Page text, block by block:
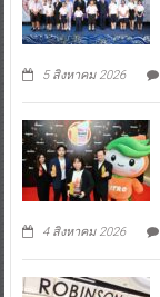
5 สิงหาคม 2026
4 สิงหาคม 2026